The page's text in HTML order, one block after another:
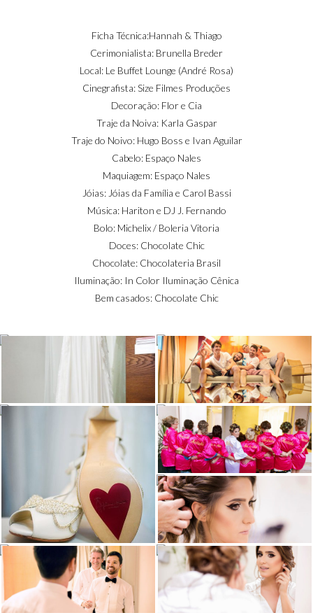
Ficha Técnica:Hannah & Thiago
Cerimonialista: Brunella Breder
Local: Le Buffet Lounge (André Rosa)
Cinegrafista: Size Filmes Produções
Decoração: Flor e Cia
Traje da Noiva: Karla Gaspar
Traje do Noivo: Hugo Boss e Ivan Aguilar
Cabelo: Espaço Nales
Maquiagem: Espaço Nales
Jóias: Jóias da Família e Carol Bassi
Música: Hariton e DJ J. Fernando
Bolo: Michelix / Boleria Vitoria
Doces: Chocolate Chic
Chocolate: Chocolateria Brasil
Iluminação: In Color Iluminação Cênica
Bem casados: Chocolate Chic